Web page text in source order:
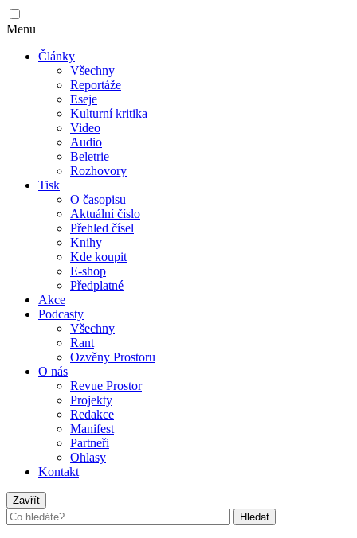
Menu
Články
Všechny
Reportáže
Eseje
Kulturní kritika
Video
Audio
Beletrie
Rozhovory
Tisk
O časopisu
Aktuální číslo
Přehled čísel
Knihy
Kde koupit
E-shop
Předplatné
Akce
Podcasty
Všechny
Rant
Ozvěny Prostoru
O nás
Revue Prostor
Projekty
Redakce
Manifest
Partneři
Ohlasy
Kontakt
Zavřít
Hledat